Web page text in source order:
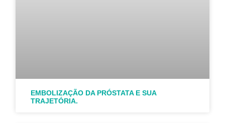
EMBOLIZAÇÃO DA PRÓSTATA E SUA
TRAJETÓRIA.